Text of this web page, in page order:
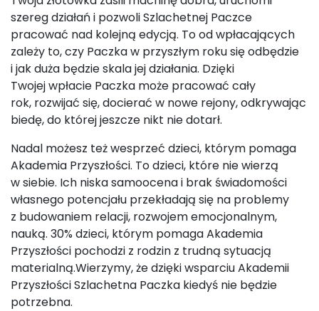
szereg działań i pozwoli Szlachetnej Paczce
pracować nad kolejną edycją. To od wpłacających
zależy to, czy Paczka w przyszłym roku się odbędzie
i jak duża będzie skala jej działania. Dzięki
Twojej wpłacie Paczka może pracować cały
rok, rozwijać się, docierać w nowe rejony, odkrywając
biedę, do której jeszcze nikt nie dotarł.
Nadal możesz też wesprzeć dzieci, którym pomaga
Akademia Przyszłości. To dzieci, które nie wierzą
w siebie. Ich niska samoocena i brak świadomości
własnego potencjału przekładają się na problemy
z budowaniem relacji, rozwojem emocjonalnym,
nauką. 30% dzieci, którym pomaga Akademia
Przyszłości pochodzi z rodzin z trudną sytuacją
materialną.Wierzymy, że dzięki wsparciu Akademii
Przyszłości Szlachetna Paczka kiedyś nie będzie
potrzebna.